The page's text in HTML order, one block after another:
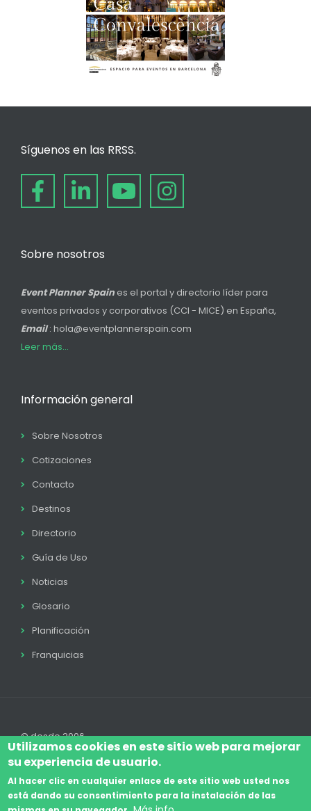
Síguenos en las RRSS.
Sobre nosotros
Event Planner Spain es el portal y directorio líder para
eventos privados y corporativos (CCI - MICE) en España,
Email: hola@eventplannerspain.com
Leer más...
Información general
Sobre Nosotros
Cotizaciones
Contacto
Destinos
Directorio
Guía de Uso
Noticias
Glosario
Planificación
Franquicias
© desde 2006
Aviso Legal Legal
Utilizamos cookies en este sitio web para mejorar
su experiencia de usuario.
Al hacer clic en cualquier enlace de este sitio web usted nos
está dando su consentimiento para la instalación de las